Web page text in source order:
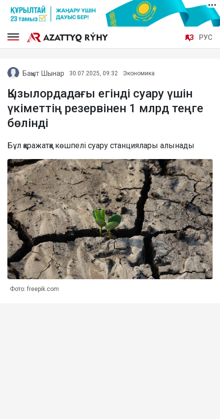
ҚАЗ РУС
Бақыт Шынар 30.07.2025, 09:32 Экономика
Қызылордадағы егінді суару үшін
үкіметтің резервінен 1 млрд теңге
бөлінді
Бұл қаражатқа көшпелі суару станциялары алынады
Фото: freepik.com